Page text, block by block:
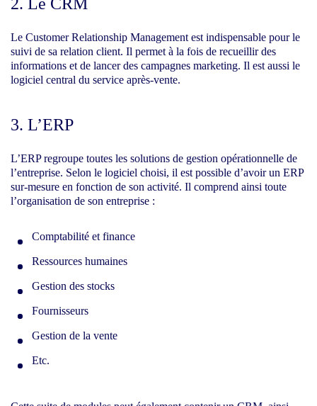
Le Customer Relationship Management est indispensable pour le
suivi de sa relation client. Il permet à la fois de recueillir des
informations et de lancer des campagnes marketing. Il est aussi le
logiciel central du service après-vente.
3. L’ERP
L’ERP regroupe toutes les solutions de gestion opérationnelle de
l’entreprise. Selon le logiciel choisi, il est possible d’avoir un ERP
sur-mesure en fonction de son activité. Il comprend ainsi toute
l’organisation de son entreprise :
Comptabilité et finance
Ressources humaines
Gestion des stocks
Fournisseurs
Gestion de la vente
Etc.